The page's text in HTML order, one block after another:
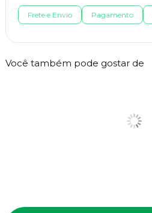
Frete e Envio Pagamento
Você também pode gostar de